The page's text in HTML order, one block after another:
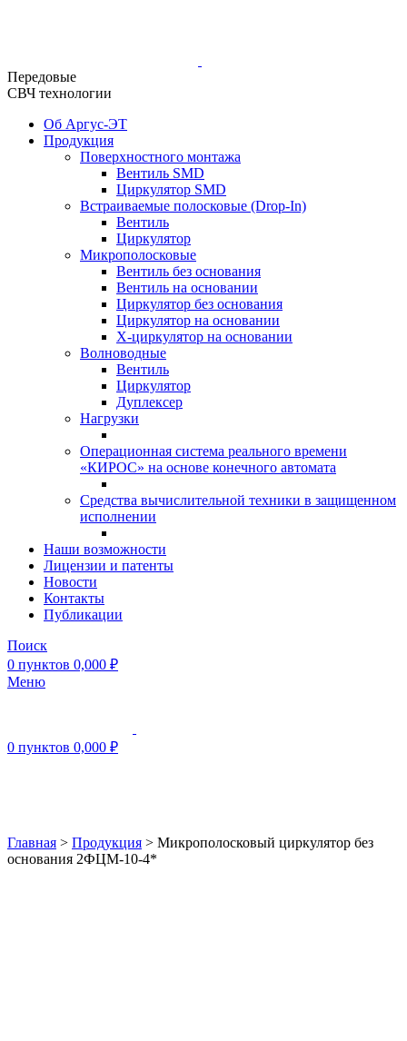
Передовые
СВЧ технологии
Об Аргус-ЭТ
Продукция
Поверхностного монтажа
Вентиль SMD
Циркулятор SMD
Встраиваемые полосковые (Drop-In)
Вентиль
Циркулятор
Микрополосковые
Вентиль без основания
Вентиль на основании
Циркулятор без основания
Циркулятор на основании
Х-циркулятор на основании
Волноводные
Вентиль
Циркулятор
Дуплексер
Нагрузки
Операционная система реального времени
«КИРОС» на основе конечного автомата
Средства вычислительной техники в защищенном
исполнении
Наши возможности
Лицензии и патенты
Новости
Контакты
Публикации
Поиск
0 пунктов 0,000 ₽
Меню
0 пунктов 0,000 ₽
Главная > Продукция > Микрополосковый циркулятор без
основания 2ФЦМ-10-4*